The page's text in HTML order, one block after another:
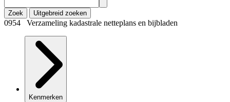
Zoek Uitgebreid zoeken
0954 Verzameling kadastrale netteplans en bijbladen
Kenmerken